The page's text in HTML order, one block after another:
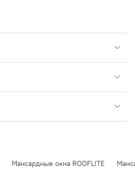
Мансардные окна ROOFLITE